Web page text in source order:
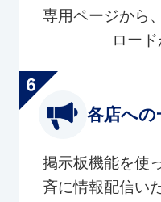
専用ページから
ロード
各店への
掲示板機能を使
斉に情報配信い